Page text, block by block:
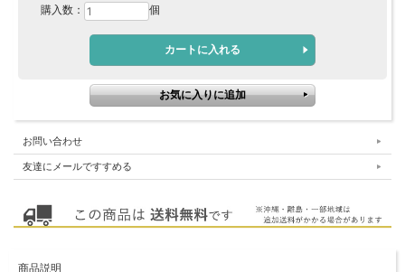
購入数： 個
お問い合わせ
友達にメールですすめる
商品説明